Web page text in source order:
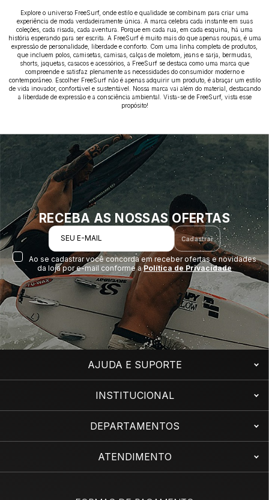
Explore o universo FreeSurf, onde estilo e qualidade se combinam para criar uma
experiência de moda verdadeiramente única. A marca celebra cada instante em suas
coleções, cada risada, cada aventura. Porque em cada rua, em cada esquina, há uma
história esperando para ser escrita. A FreeSurf é muito mais do que apenas roupas, é uma
expressão de personalidade, liberdade e conforto. Com uma linha completa de produtos,
que incluem polos, camisetas, camisas, calças de moletom, jeans e sarja, bermudas,
shorts, jaquetas, casacos e acessórios, a FreeSurf se destaca como uma marca que
compreende e satisfaz plenamente as necessidades do consumidor moderno e
contemporâneo. Escolher FreeSurf não é apenas adquirir um produto, é abraçar um estilo
de vida inovador, confortável e sustentável. Nossa marca vai além do material, destacando
a liberdade de expressão e a consciência ambiental. Vista-se de FreeSurf, vista esse
propósito!
RECEBA AS NOSSAS OFERTAS
SEU E-MAIL Cadastrar
Ao se cadastrar você concorda em receber ofertas e novidades
da loja por e-mail conforme aPolítica de Privacidade
AJUDA E SUPORTE
INSTITUCIONAL
DEPARTAMENTOS
ATENDIMENTO